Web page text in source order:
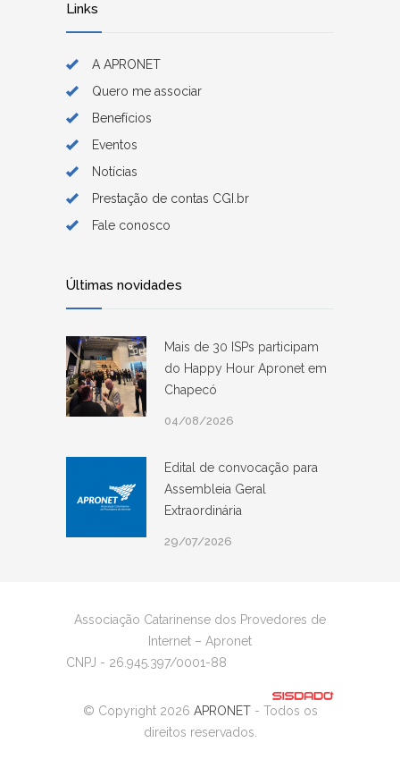
Links
A APRONET
Quero me associar
Benefícios
Eventos
Notícias
Prestação de contas CGI.br
Fale conosco
Últimas novidades
Mais de 30 ISPs participam
do Happy Hour Apronet em
Chapecó
04/08/2026
Edital de convocação para
Assembleia Geral
Extraordinária
29/07/2026
Associação Catarinense dos Provedores de
Internet – Apronet
CNPJ - 26.945.397/0001-88
© Copyright 2026 APRONET- Todos os
direitos reservados.